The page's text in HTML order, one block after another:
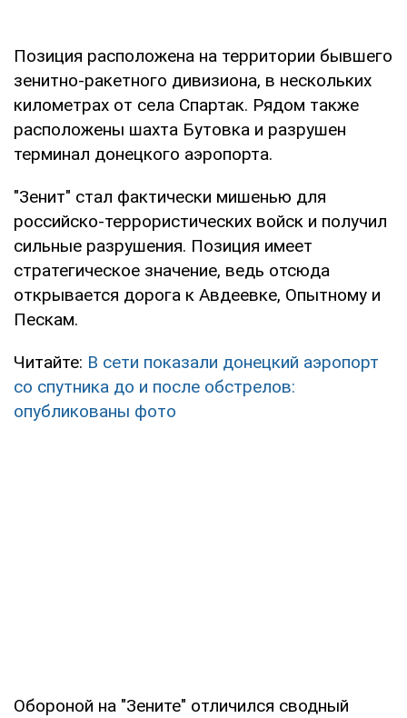
Позиция расположена на территории бывшего
зенитно-ракетного дивизиона, в нескольких
километрах от села Спартак. Рядом также
расположены шахта Бутовка и разрушен
терминал донецкого аэропорта.
"Зенит" стал фактически мишенью для
российско-террористических войск и получил
сильные разрушения. Позиция имеет
стратегическое значение, ведь отсюда
открывается дорога к Авдеевке, Опытному и
Пескам.
Читайте: В сети показали донецкий аэропорт
со спутника до и после обстрелов:
опубликованы фото
Обороной на "Зените" отличился сводный